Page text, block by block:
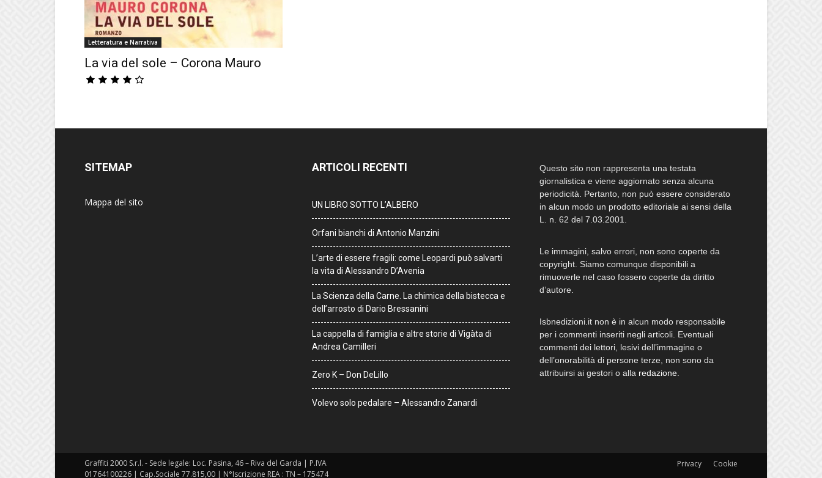
Letteratura e Narrativa
La via del sole – Corona Mauro
SITEMAP
Mappa del sito
ARTICOLI RECENTI
UN LIBRO SOTTO L’ALBERO
Orfani bianchi di Antonio Manzini
L’arte di essere fragili: come Leopardi può salvarti
la vita di Alessandro D’Avenia
La Scienza della Carne. La chimica della bistecca e
dell’arrosto di Dario Bressanini
La cappella di famiglia e altre storie di Vigàta di
Andrea Camilleri
Zero K – Don DeLillo
Volevo solo pedalare – Alessandro Zanardi
Questo sito non rappresenta una testata
giornalistica e viene aggiornato senza alcuna
periodicità. Pertanto, non può essere considerato
in alcun modo un prodotto editoriale ai sensi della
L. n. 62 del 7.03.2001.
Le immagini, salvo errori, non sono coperte da
copyright. Siamo comunque disponibili a
rimuoverle nel caso fossero coperte da diritto
d’autore.
Isbnedizioni.it non è in alcun modo responsabile
per i commenti inseriti negli articoli. Eventuali
commenti dei lettori, lesivi dell’immagine o
dell’onorabilità di persone terze, non sono da
attribuirsi ai gestori o alla redazione
Privacy Cookie
Graffiti 2000 S.r.l. - Sede legale: Loc. Pasina, 46 – Riva del Garda | P.IVA
01764100226 | Cap.Sociale 77.815,00 | N°Iscrizione REA : TN – 175474